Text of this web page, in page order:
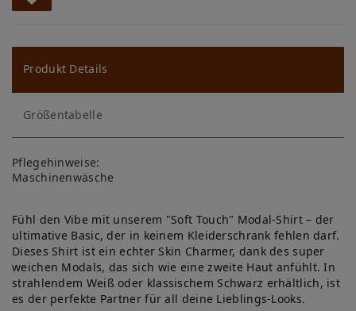
W
u
ns
ch
lis
te
Produkt Details
Größentabelle
Pflegehinweise:
Maschinenwäsche
Fühl den Vibe mit unserem "Soft Touch" Modal-Shirt – der
ultimative Basic, der in keinem Kleiderschrank fehlen darf.
Dieses Shirt ist ein echter Skin Charmer, dank des super
weichen Modals, das sich wie eine zweite Haut anfühlt. In
strahlendem Weiß oder klassischem Schwarz erhältlich, ist
es der perfekte Partner für all deine Lieblings-Looks.